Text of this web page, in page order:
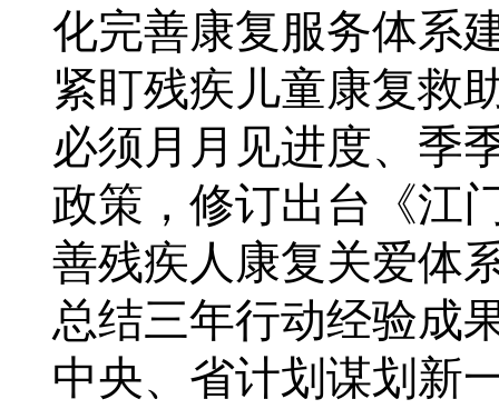
化完善康复服务体系
紧盯残疾儿童康复救
必须月月见进度、季
政策，修订出台《江
善残疾人康复关爱体
总结三年行动经验成
中央、省计划谋划新